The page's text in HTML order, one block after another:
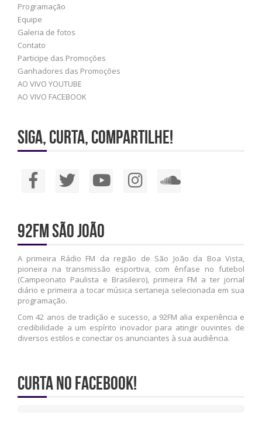
Programação
Equipe
Galeria de fotos
Contato
Participe das Promoções
Ganhadores das Promoções
AO VIVO YOUTUBE
AO VIVO FACEBOOK
Siga, Curta, Compartilhe!
92FM São João
A primeira Rádio FM da região de São João da Boa Vista,
pioneira na transmissão esportiva, com ênfase no futebol
(Campeonato Paulista e Brasileiro), primeira FM a ter jornal
diário e primeira a tocar música sertaneja selecionada em sua
programação.
Com 42 anos de tradição e sucesso, a 92FM alia experiência e
credibilidade a um espírito inovador para atingir ouvintes de
diversos estilos e conectar os anunciantes à sua audiência.
Curta no Facebook!